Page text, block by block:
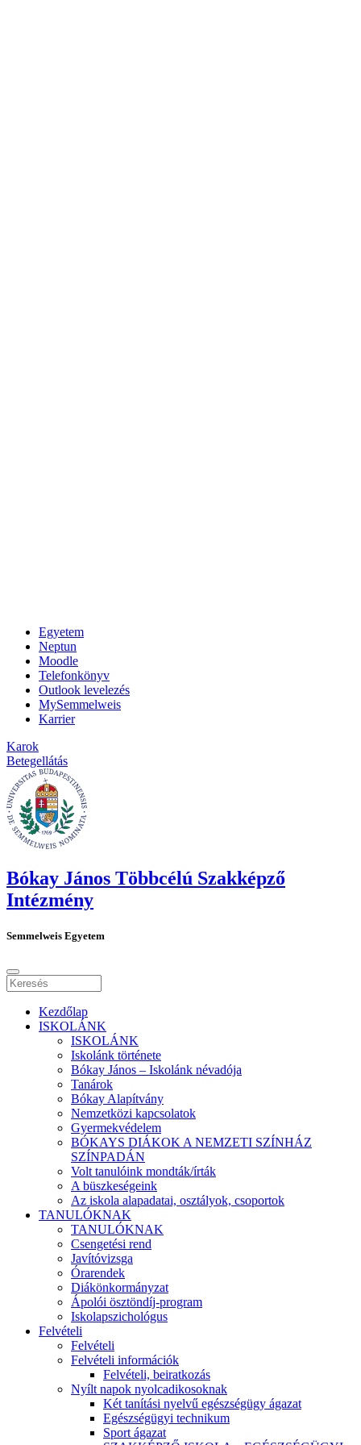
Egyetem
Neptun
Moodle
Telefonkönyv
Outlook levelezés
MySemmelweis
Karrier
Karok
Betegellátás
Bókay János Többcélú Szakképző
Intézmény
Semmelweis Egyetem
Kezdőlap
ISKOLÁNK
ISKOLÁNK
Iskolánk története
Bókay János – Iskolánk névadója
Tanárok
Bókay Alapítvány
Nemzetközi kapcsolatok
Gyermekvédelem
BÓKAYS DIÁKOK A NEMZETI SZÍNHÁZ
SZÍNPADÁN
Volt tanulóink mondták/írták
A büszkeségeink
Az iskola alapadatai, osztályok, csoportok
TANULÓKNAK
TANULÓKNAK
Csengetési rend
Javítóvizsga
Órarendek
Diákönkormányzat
Ápolói ösztöndíj-program
Iskolapszichológus
Felvételi
Felvételi
Felvételi információk
Felvételi, beiratkozás
Nyílt napok nyolcadikosoknak
Két tanítási nyelvű egészségügy ágazat
Egészségügyi technikum
Sport ágazat